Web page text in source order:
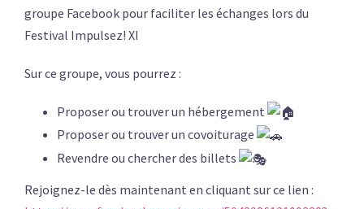
groupe Facebook pour faciliter les échanges lors du
Festival Impulsez! XI
Sur ce groupe, vous pourrez :
Proposer ou trouver un hébergement
Proposer ou trouver un covoiturage
Revendre ou chercher des billets
Rejoignez-le dès maintenant en cliquant sur ce lien :